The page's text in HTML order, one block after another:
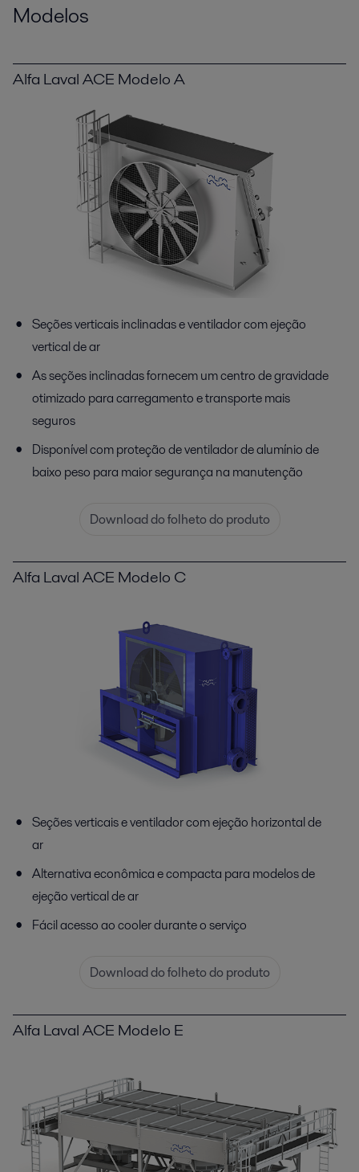
2019-05-15 1251 kB
Modelos
Alfa Laval ACE Modelo A
Seções verticais inclinadas e ventilador com ejeção
vertical de ar
As seções inclinadas fornecem um centro de gravidade
otimizado para carregamento e transporte mais
seguros
Disponível com proteção de ventilador de alumínio de
baixo peso para maior segurança na manutenção
Download do folheto do produto
Alfa Laval ACE Modelo C
Seções verticais e ventilador com ejeção horizontal de
ar
Alternativa econômica e compacta para modelos de
ejeção vertical de ar
Fácil acesso ao cooler durante o serviço
Download do folheto do produto
Alfa Laval ACE Modelo E